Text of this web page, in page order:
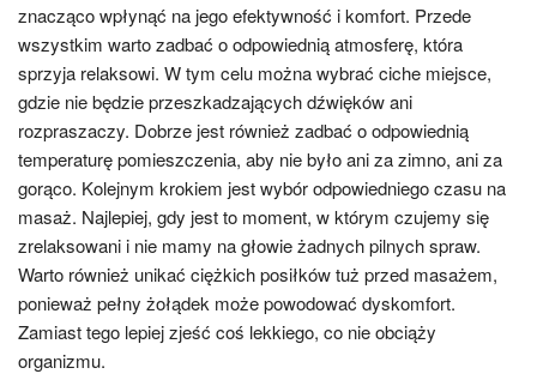
znacząco wpłynąć na jego efektywność i komfort. Przede
wszystkim warto zadbać o odpowiednią atmosferę, która
sprzyja relaksowi. W tym celu można wybrać ciche miejsce,
gdzie nie będzie przeszkadzających dźwięków ani
rozpraszaczy. Dobrze jest również zadbać o odpowiednią
temperaturę pomieszczenia, aby nie było ani za zimno, ani za
gorąco. Kolejnym krokiem jest wybór odpowiedniego czasu na
masaż. Najlepiej, gdy jest to moment, w którym czujemy się
zrelaksowani i nie mamy na głowie żadnych pilnych spraw.
Warto również unikać ciężkich posiłków tuż przed masażem,
ponieważ pełny żołądek może powodować dyskomfort.
Zamiast tego lepiej zjeść coś lekkiego, co nie obciąży
organizmu.